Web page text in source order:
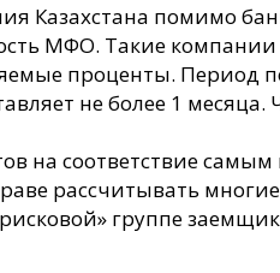
Казахстана помимо
МФО. Такие
проценты. Период
не более 1 месяца.
на соответствие
рассчитывать
группе